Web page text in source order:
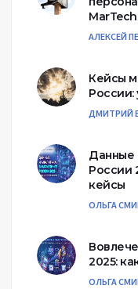
MarTech
АЛЕКСЕЙ
Кейсы
России:
ДМИТРИЙ
Данные
России
кейсы
ОЛЬГА
2025:
ОЛЬГА